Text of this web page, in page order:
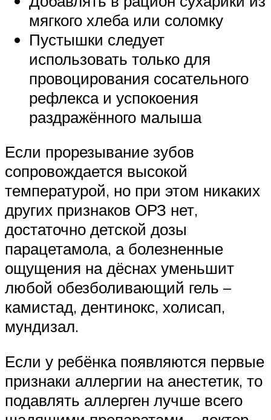
мягкого хлеба или соломку
Пустышки следует
использовать только для
провоцирования сосательного
рефлекса и успокоения
раздражённого малыша
Если прорезывание зубов
сопровождается высокой
температурой, но при этом никаких
других признаков ОРЗ нет,
достаточно детской дозы
парацетамола, а болезненные
ощущения на дёснах уменьшит
любой обезболивающий гель –
камистад, дентинокс, холисап,
мундизал.
Если у ребёнка появляются первые
признаки аллергии на анестетик, то
подавлять аллерген лучше всего